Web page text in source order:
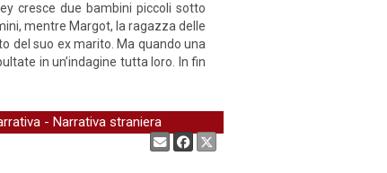
cresce due bambini piccoli sotto
mentre Margot, la ragazza delle
del suo ex marito. Ma quando una
in un’indagine tutta loro. In fin
- Narrativa straniera